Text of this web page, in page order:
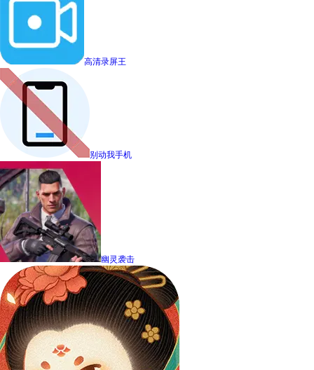
高清录屏王
别动我手机
幽灵袭击